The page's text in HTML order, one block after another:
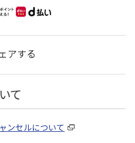
アする
て
ンセルについて